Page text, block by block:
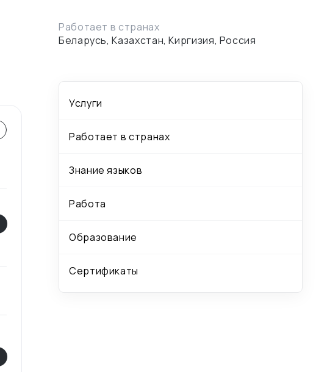
Работает в странах
Беларусь, Казахстан, Киргизия, Россия
Услуги
Работает в странах
Знание языков
Работа
Образование
Сертификаты